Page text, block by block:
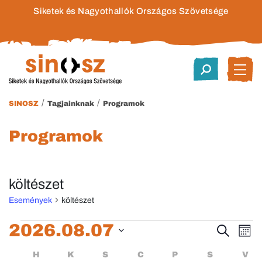
Siketek és Nagyothallók Országos Szövetsége
SINOSZ / Tagjainknak / Programok
Programok
költészet
Események költészet
Események
Keresett
kifejezés
2026.08.07
H HÉTFŐ
K KEDD
S SZERDA
C CSÜTÖRTÖK
P PÉNTEK
S V